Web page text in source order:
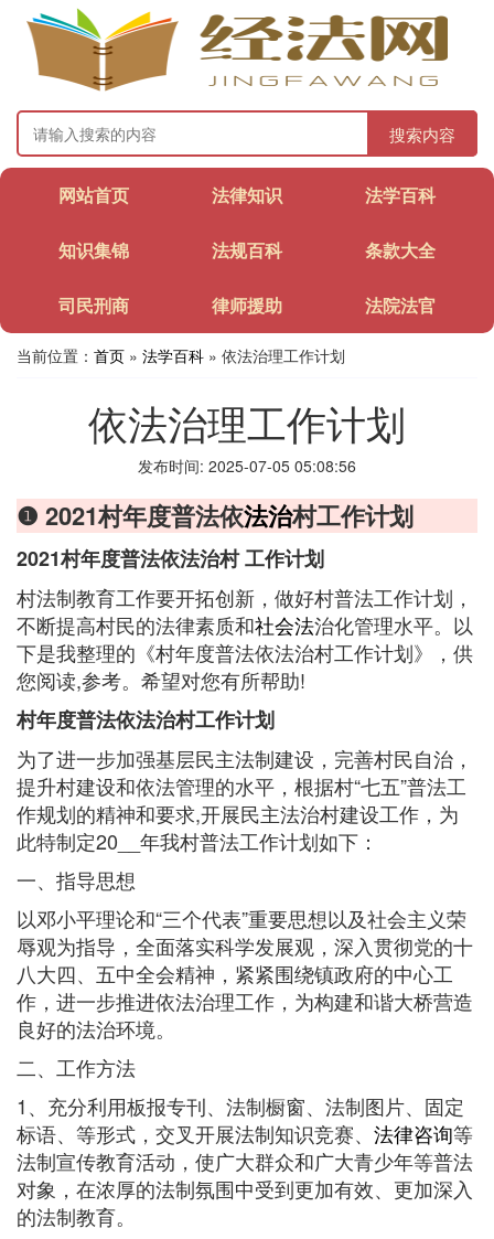
搜索内容
网站首页 法律知识 法学百科
知识集锦 法规百科 条款大全
司民刑商 律师援助 法院法官
当前位置： 首页 » 法学百科 » 依法治理工作计划
依法治理工作计划
发布时间: 2025-07-05 05:08:56
❶ 2021村年度普法依法治村工作计划
2021村年度普法依法治村 工作计划
村法制教育工作要开拓创新，做好村普法工作计划，
不断提高村民的法律素质和社会法治化管理水平。以
下是我整理的《村年度普法依法治村工作计划》，供
您阅读,参考。希望对您有所帮助!
村年度普法依法治村工作计划
为了进一步加强基层民主法制建设，完善村民自治，
提升村建设和依法管理的水平，根据村“七五”普法工
作规划的精神和要求,开展民主法治村建设工作，为
此特制定20__年我村普法工作计划如下：
一、指导思想
以邓小平理论和“三个代表”重要思想以及社会主义荣
辱观为指导，全面落实科学发展观，深入贯彻党的十
八大四、五中全会精神，紧紧围绕镇政府的中心工
作，进一步推进依法治理工作，为构建和谐大桥营造
良好的法治环境。
二、工作方法
1、充分利用板报专刊、法制橱窗、法制图片、固定
标语、等形式，交叉开展法制知识竞赛、 法律咨询等
法制宣传教育活动，使广大群众和广大青少年等普法
对象，在浓厚的法制氛围中受到更加有效、更加深入
的法制教育。